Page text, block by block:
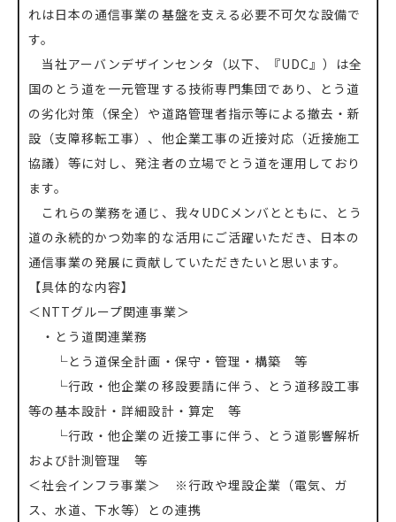
れは日本の通信事業の基盤を支える必要不可欠な設備で
す。
当社アーバンデザインセンタ（以下、『UDC』）は全
国のとう道を一元管理する技術専門集団であり、とう道
の劣化対策（保全）や道路管理者指示等による撤去・新
設（支障移転工事）、他企業工事の近接対応（近接施工
協議）等に対し、発注者の立場でとう道を運用しており
ます。
これらの業務を通じ、我々UDCメンバとともに、とう
道の永続的かつ効率的な活用にご活躍いただき、日本の
通信事業の発展に貢献していただきたいと思います。
【具体的な内容】
＜NTTグループ関連事業＞
・とう道関連業務
└とう道保全計画・保守・管理・構築 等
└行政・他企業の移設要請に伴う、とう道移設工事
等の基本設計・詳細設計・算定 等
└行政・他企業の近接工事に伴う、とう道影響解析
および計測管理 等
＜社会インフラ事業＞ ※行政や埋設企業（電気、ガ
ス、水道、下水等）との連携